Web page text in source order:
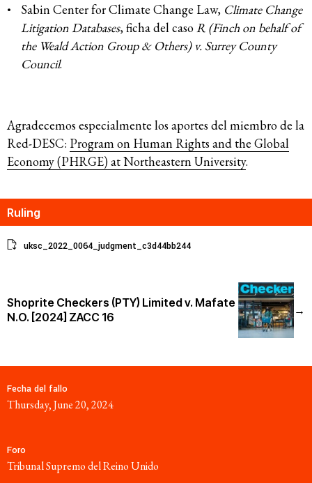
Sabin Center for Climate Change Law, Climate Change
Litigation Databases, ficha del casoR (Finch on behalf of
the Weald Action Group & Others) v. Surrey County
Council.
Agradecemos especialmente los aportes del miembro de la
Red-DESC: Program on Human Rights and the Global
Economy (PHRGE) at Northeastern University.
Ruling
uksc_2022_0064_judgment_c3d44bb244
Shoprite Checkers (PTY) Limited v. Mafate
N.O. [2024] ZACC 16
→
Fecha del fallo
Thursday, June 20, 2024
Foro
Tribunal Supremo del Reino Unido